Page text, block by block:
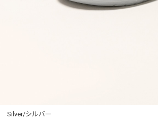
Silver/シルバー